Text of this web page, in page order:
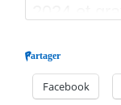
2024 et
VTT,
Une ligne
Partager
Facebook